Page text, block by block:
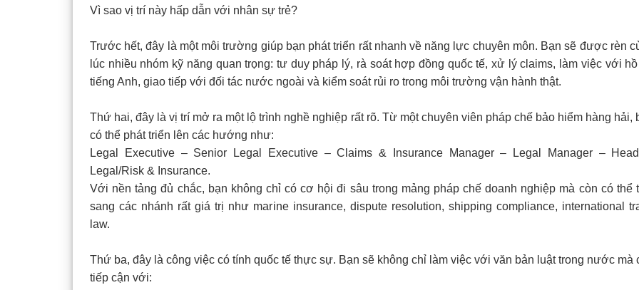
Vì sao vị trí này hấp dẫn với nhân sự trẻ?
Trước hết, đây là một môi trường giúp bạn phát triển rất nhanh về năng lực chuyên môn. Bạn sẽ được rèn
lúc nhiều nhóm kỹ năng quan trọng: tư duy pháp lý, rà soát hợp đồng quốc tế, xử lý claims, làm việc với
tiếng Anh, giao tiếp với đối tác nước ngoài và kiểm soát rủi ro trong môi trường vận hành thật.
Thứ hai, đây là vị trí mở ra một lộ trình nghề nghiệp rất rõ. Từ một chuyên viên pháp chế bảo hiểm hàng hải,
có thể phát triển lên các hướng như:
Legal Executive – Senior Legal Executive – Claims & Insurance Manager – Legal Manager –
Legal/Risk & Insurance.
Với nền tảng đủ chắc, bạn không chỉ có cơ hội đi sâu trong mảng pháp chế doanh nghiệp mà còn có thể
sang các nhánh rất giá trị như marine insurance, dispute resolution, shipping compliance, international
law.
Thứ ba, đây là công việc có tính quốc tế thực sự. Bạn sẽ không chỉ làm việc với văn bản luật trong nước mà
tiếp cận với: